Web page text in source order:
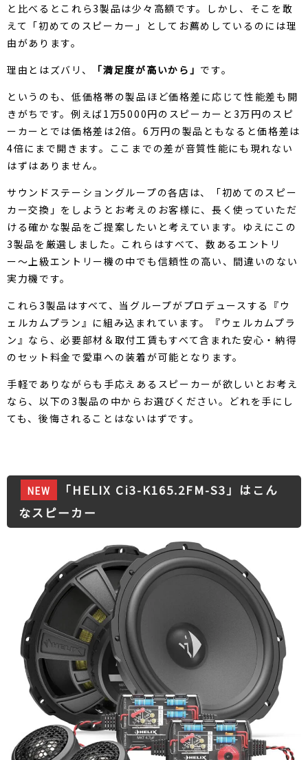
と比べるとこれら3製品は少々高額です。しかし、そこを敢
えて「初めてのスピーカー」としてお薦めしているのには理
由があります。
理由とはズバリ、
「満足度が高いから」 です。
というのも、低価格帯の製品ほど価格差に応じて性能差も開
きがちです。例えば1万5000円のスピーカーと3万円のスピ
ーカーとでは価格差は2倍。6万円の製品ともなると価格差は
4倍にまで開きます。ここまでの差が音質性能にも現れない
はずはありません。
サウンドステーショングループの各店は、「初めてのスピー
カー交換」をしようとお考えのお客様に、長く使っていただ
ける確かな製品をご提案したいと考えています。ゆえにこの
3製品を厳選しました。これらはすべて、数あるエントリ
ー〜上級エントリー機の中でも信頼性の高い、間違いのない
実力機です。
これら3製品はすべて、当グループがプロデュースする『ウ
ェルカムプラン』に組み込まれています。『ウェルカムプラ
ン』なら、必要部材＆取付工賃もすべて含まれた安心・納得
のセット料金で愛車への装着が可能となります。
手軽でありながらも手応えあるスピーカーが欲しいとお考え
なら、以下の3製品の中からお選びください。どれを手にし
ても、後悔されることはないはずです。
NEW
「HELIX Ci3-K165.2FM-S3」はこん
なスピーカー